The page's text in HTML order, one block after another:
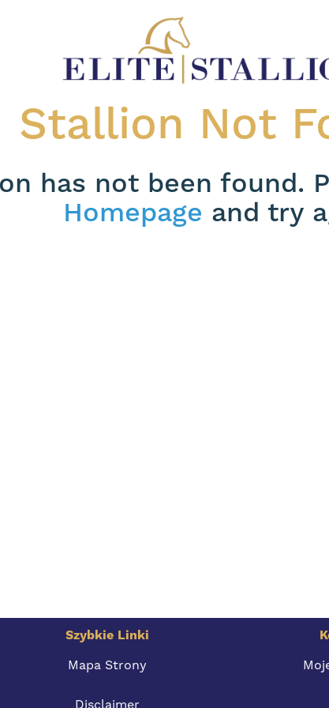
Stallion Not
has not been found.
Homepage and try
Szybkie Linki
Mapa Strony
Disclaimer